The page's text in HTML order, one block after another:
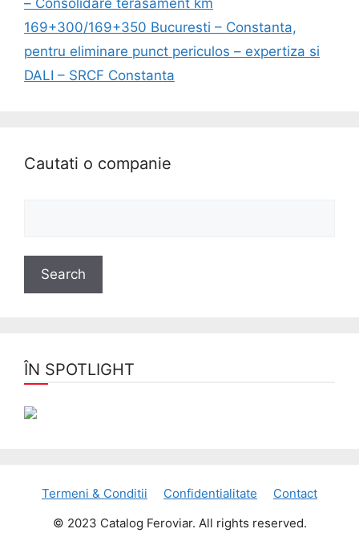
– Consolidare terasament km
169+300/169+350 Bucuresti – Constanta,
pentru eliminare punct periculos – expertiza si
DALI – SRCF Constanta
Cautati o companie
ÎN SPOTLIGHT
Termeni & Conditii Confidentialitate
Contact
© 2023 Catalog Feroviar. All rights reserved.